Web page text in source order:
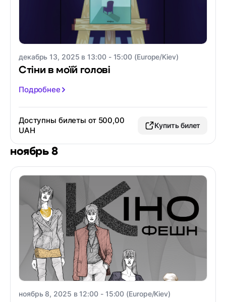
декабрь 13, 2025 в 13:00 - 15:00 (Europe/Kiev)
Стіни в моїй голові
Подробнее
Доступны билеты от 500,00
UAH
Купить билет
ноябрь 8
ноябрь 8, 2025 в 12:00 - 15:00 (Europe/Kiev)